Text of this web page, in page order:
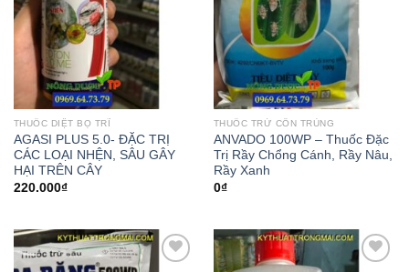
THUỐC DIỆT BỌ TRĨ
AGASI PLUS 5.0- ĐẶC TRỊ
CÁC LOẠI NHỆN, SÂU GÂY
HẠI TRÊN CÂY
220.000₫
THUỐC TRỪ CÔN TRÙNG
ANVADO 100WP – Thuốc Đặc
Trị Rầy Chổng Cánh, Rầy Nâu,
Rầy Xanh
0₫